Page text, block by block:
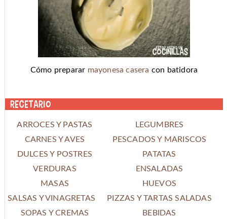
Cómo preparar mayonesa casera con batidora
Recetario
ARROCES Y PASTAS
LEGUMBRES
CARNES Y AVES
PESCADOS Y MARISCOS
DULCES Y POSTRES
PATATAS
VERDURAS
ENSALADAS
MASAS
HUEVOS
SALSAS Y VINAGRETAS
PIZZAS Y TARTAS SALADAS
SOPAS Y CREMAS
BEBIDAS